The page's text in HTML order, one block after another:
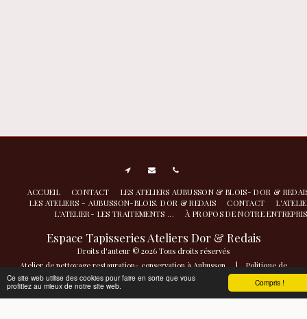
Compris !
Ce site web utilise des cookies pour faire en sorte que vous
profitiez au mieux de notre site web.
Espace Tapisseries Ateliers Dor & Redais
Droits d'auteur © 2026 Tous droits réservés
Atelier de nettoyage restauration- conservation à Aubusson
| Politique de
Confidentialité|Accessibilité
ACCUEIL CONTACT
LES ATELIERS AUBUSSON & BLOIS- DOR &
LES ATELIERS - AUBUSSON-BLOIS. DOR & REDAIS
CONTACT
L'ATELIER- LES TRAITEMENTS ...
À PROPOS DE NOTRE